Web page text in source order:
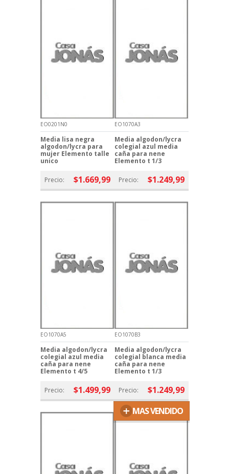
EO0201N0
Media lisa negra
algodon/lycra para
mujer Elemento talle
unico
Precio: $1.669,99
EO1070A3
Media algodon/lycra
colegial azul media
caña para nene
Elemento t 1/3
Precio: $1.249,99
EO1070A5
Media algodon/lycra
colegial azul media
caña para nene
Elemento t 4/5
Precio: $1.499,99
EO1070B3
Media algodon/lycra
colegial blanca media
caña para nene
Elemento t 1/3
Precio: $1.249,99
+ MAS VENDIDO